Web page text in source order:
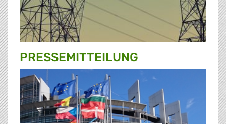
PRESSE­MITTEILUNG